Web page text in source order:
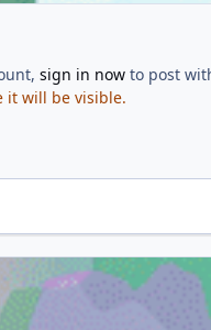
sign in nowto post
it will be visible.